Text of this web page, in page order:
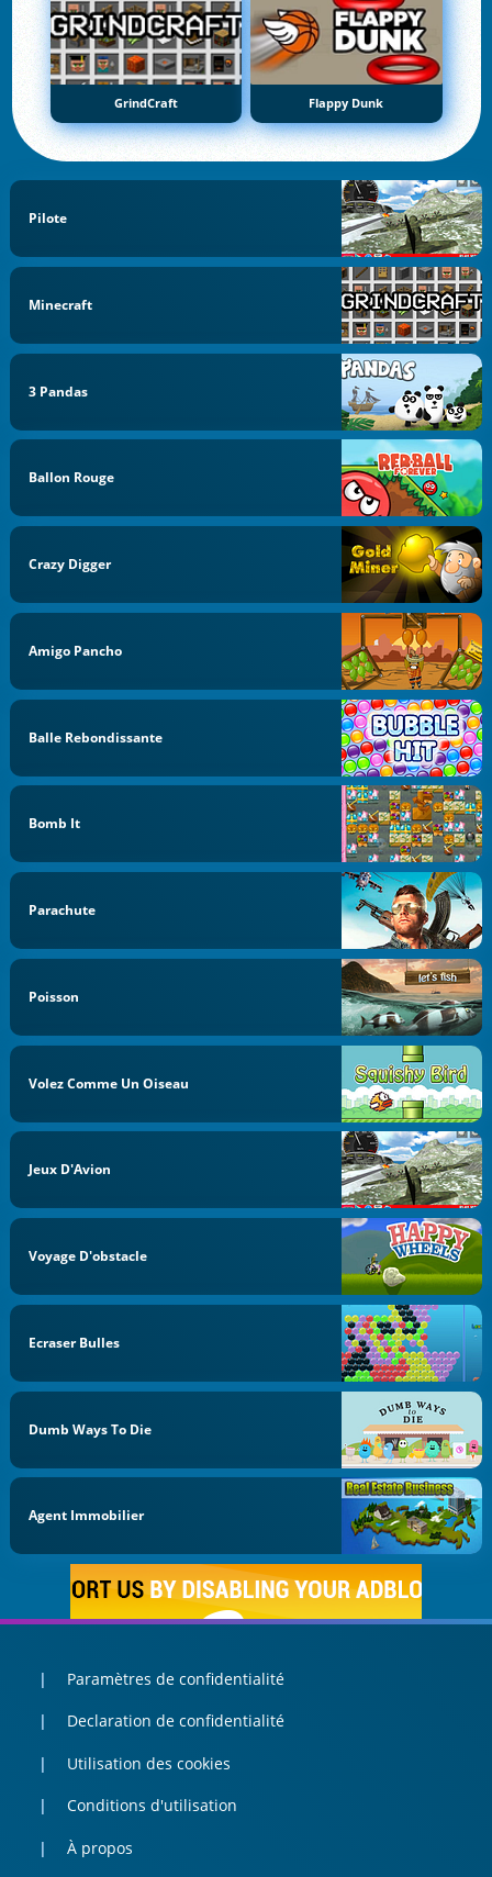
GrindCraft Flappy Dunk
Pilote
Minecraft
3 Pandas
Ballon Rouge
Crazy Digger
Amigo Pancho
Balle Rebondissante
Bomb It
Parachute
Poisson
Volez Comme Un Oiseau
Jeux D'Avion
Voyage D'obstacle
Ecraser Bulles
Dumb Ways To Die
Agent Immobilier
Paramètres de confidentialité
Declaration de confidentialité
Utilisation des cookies
Conditions d'utilisation
À propos